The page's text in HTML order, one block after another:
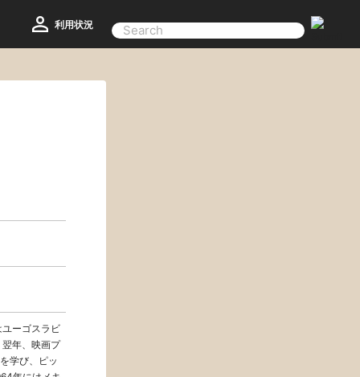
利用状況
ーゴスラビ
年、映画プ
学び、ピッ